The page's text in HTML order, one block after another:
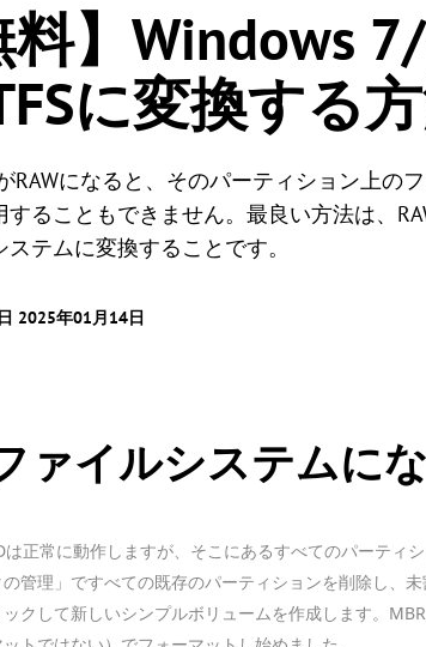
料】Windows
に変換する
RAWになると、そのパーティション上の
ることもできません。最良い方法は、
テムに変換することです。
2025年01月14日
ァイルシステムに
正常に動作しますが、そこにあるすべてのパーティ
管理」ですべての既存のパーティションを削除し、
クして新しいシンプルボリュームを作成します。